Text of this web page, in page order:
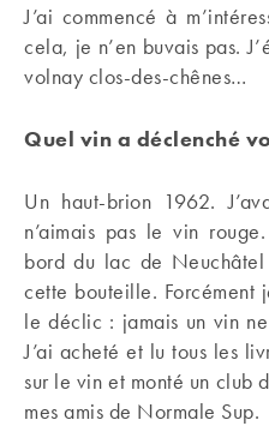
J’ai commencé à
cela, je n’en buvais pas.
volnay clos-des-chênes…
Quel vin a déclenché
Un haut-brion 1962.
n’aimais pas le vin
bord du lac de
cette bouteille. Forcément
le déclic : jamais un vin
J’ai acheté et lu tous les
sur le vin et monté un club
mes amis de Normale Sup.